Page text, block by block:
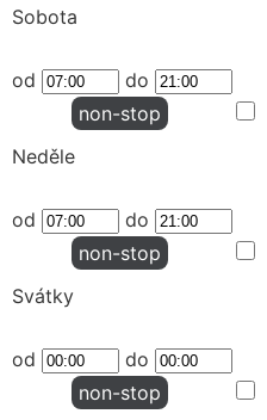
Sobota
od do
non-stop
Neděle
od do
non-stop
Svátky
od do
non-stop